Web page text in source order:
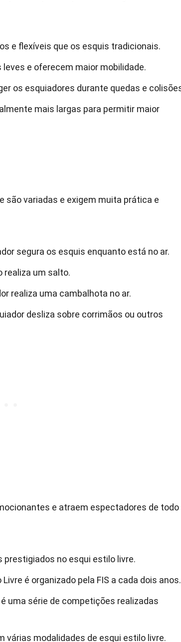
e flexíveis que os esquis tradicionais.
e oferecem maior mobilidade.
os esquiadores durante quedas e
mais largas para permitir maior
são variadas e exigem muita prática e
segura os esquis enquanto está no ar.
realiza um salto.
realiza uma cambalhota no ar.
desliza sobre corrimãos ou outros
e atraem espectadores de todo
prestigiados no esqui estilo livre.
é organizado pela FIS a cada dois anos.
uma série de competições realizadas
várias modalidades de esqui estilo livre.